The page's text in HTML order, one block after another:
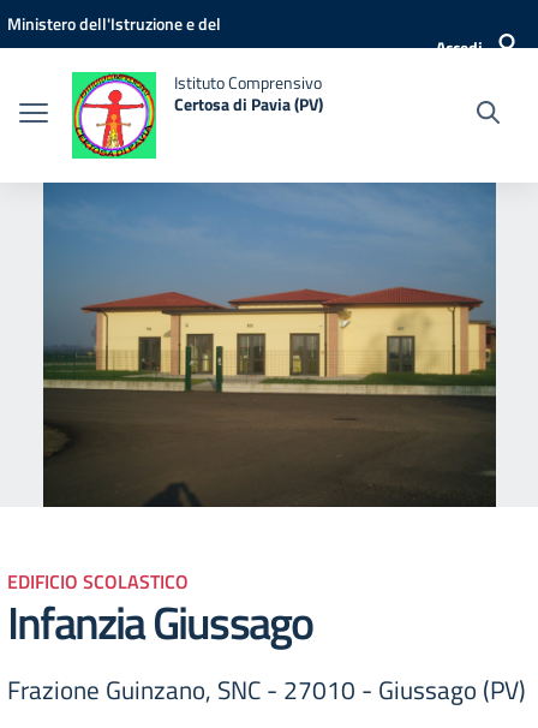
Vai ai contenuti
Vai al menu di navigazione
Vai al footer
Ministero dell'Istruzione e del
Accedi
Istituto Comprensivo
Certosa di Pavia (PV)
EDIFICIO SCOLASTICO
Infanzia Giussago
Frazione Guinzano, SNC - 27010 - Giussago (PV)